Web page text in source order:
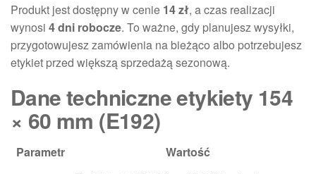
Produkt jest dostępny w cenie 14 zł, a czas realizacji
wynosi 4 dni robocze. To ważne, gdy planujesz wysyłki,
przygotowujesz zamówienia na bieżąco albo potrzebujesz
etykiet przed większą sprzedażą sezonową.
Dane techniczne etykiety 154
× 60 mm (E192)
Parametr Wartość